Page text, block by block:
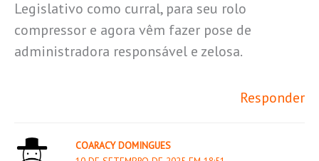
Legislativo como curral, para seu rolo
compressor e agora vêm fazer pose de
administradora responsável e zelosa.
Responder
COARACY DOMINGUES